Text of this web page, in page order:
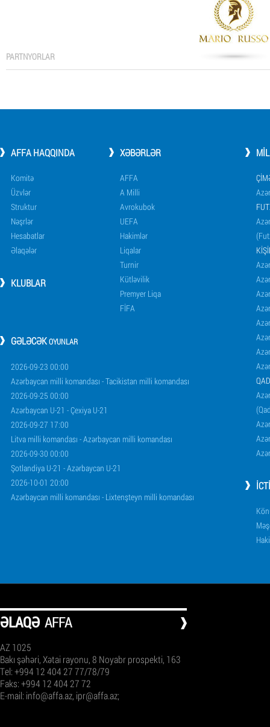
PARTNYORLAR
AFFA HAQQINDA
Komitə
Üzvlər
Struktur
Nəşrlər
Hesabatlar
Əlaqələr
KLUBLAR
XƏBƏRLƏR
AFFA
A Milli
Avrokubok
UEFA
Hakimlər
Liqalar
Turnir
Kütləvilik
Premyer Liqa
FİFA
GƏLƏCƏKOYUNLAR
2026-09-23 00:00
Azərbaycan milli komandası - Tacikistan milli komandası
2026-09-25 00:00
Azərbaycan U-21 - Çexiya U-21
2026-09-27 17:00
Litva milli komandası - Azərbaycan milli komandası
2026-09-30 00:00
Şotlandiya U-21 - Azərbaycan U-21
2026-10-01 20:00
Azərbaycan milli komandası - Lixtenşteyn milli komandası
ƏLAQƏ AFFA
AZ 1025
Bakı şəhəri, Xətai rayonu, 8 Noyabr prospekti, 163
Tel: +994 12 404 27 77/78/79
Faks: +994 12 404 27 72
E-mail: info@affa.az, ipr@affa.az;